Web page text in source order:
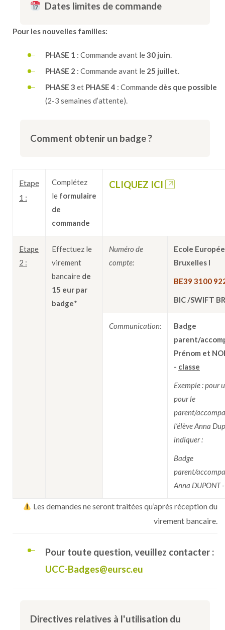
Dates limites de commande
Pour les nouvelles familles:
PHASE 1 : Commande avant le30 juin.
PHASE 2 : Commande avant le 25 juillet.
PHASE 3 et PHASE 4 : Commande dès que possible
(2-3 semaines d’attente).
Comment obtenir un badge ?
Etape
1 :
Complétez
le formulaire
de
commande
CLIQUEZ ICI
Etape
2 :
Effectuez le
virement
bancaire de
15 eur par
badge*
Numéro de
compte:
Ecole
Bruxelles I
BE39 3100
BIC /SWIFT
Communication:
Badge
parent/
Prénom et
- classe
Exemple : pour
pour le
parent/
l’élève Anna
indiquer :
Badge
parent/
Anna DUPONT
Les demandes ne seront traitées qu’après réception du
virement bancaire.
Pour toute question, veuillez contacter :
UCC-Badges@eursc.eu
Directives relatives à l'utilisation du